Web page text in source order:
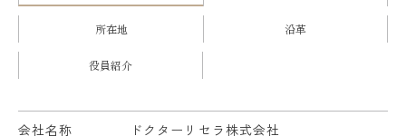
所在地 沿革
役員紹介
会社名称 ドクターリセラ株式会社